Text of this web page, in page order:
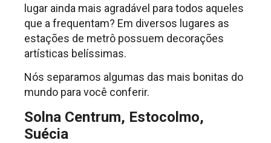
lugar ainda mais agradável para todos aqueles
que a frequentam? Em diversos lugares as
estações de metrô possuem decorações
artísticas belíssimas.
Nós separamos algumas das mais bonitas do
mundo para você conferir.
Solna Centrum, Estocolmo,
Suécia